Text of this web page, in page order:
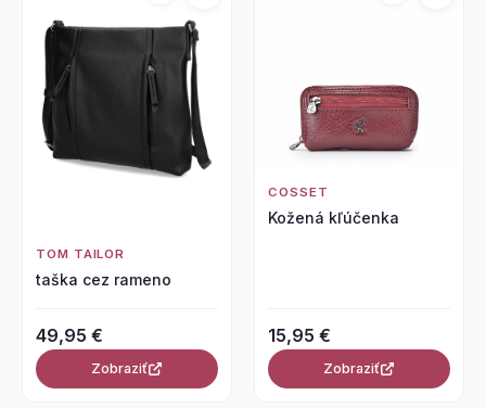
TOM TAILOR
taška cez rameno
49,95 €
Zobraziť
COSSET
Kožená kľúčenka
15,95 €
Zobraziť